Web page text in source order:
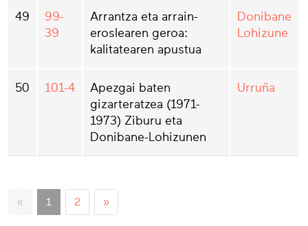
49
99-
39
Arrantza eta arrain-
eroslearen geroa:
kalitatearen apustua
Donibane
Lohizune
50 101-4
Apezgai baten
gizarteratzea (1971-
1973) Ziburu eta
Donibane-Lohizunen
Urruña
« 1 2 »